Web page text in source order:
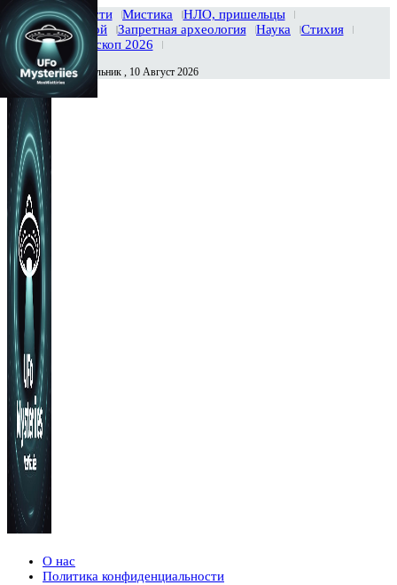
Главная Новости Мистика
НЛО, пришельцы
Тайны вселенной
Запретная археология Наука
Стихия
История
Гороскоп 2026
Сегодня Понедельник , 10 Август 2026
О нас
Политика конфиденциальности